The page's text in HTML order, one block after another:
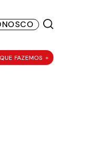
FAZEMOS +